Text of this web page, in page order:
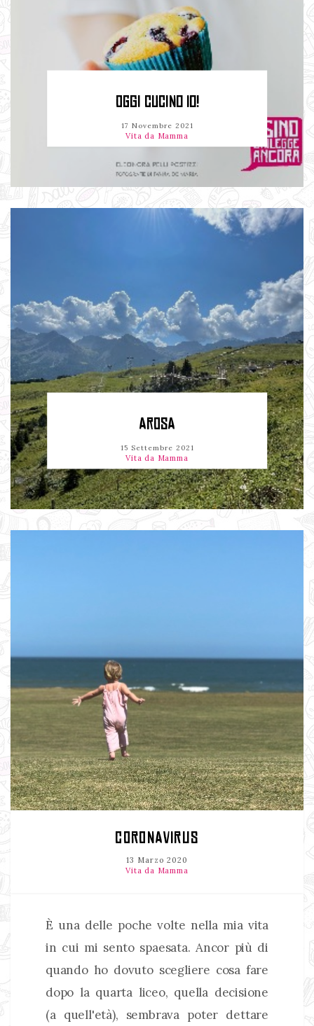
OGGI CUCINO IO!
17 Novembre 2021
Vita da Mamma
AROSA
15 Settembre 2021
Vita da Mamma
CORONAVIRUS
13 Marzo 2020
Vita da Mamma
È una delle poche volte nella mia vita
in cui mi sento spaesata. Ancor più di
quando ho dovuto scegliere cosa fare
dopo la quarta liceo, quella decisione
(a quell'età), sembrava poter dettare